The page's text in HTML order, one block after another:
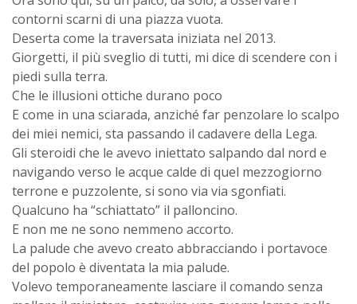
contorni scarni di una piazza vuota.
Deserta come la traversata iniziata nel 2013.
Giorgetti, il più sveglio di tutti, mi dice di scendere con i
piedi sulla terra.
Che le illusioni ottiche durano poco
E come in una sciarada, anziché far penzolare lo scalpo
dei miei nemici, sta passando il cadavere della Lega.
Gli steroidi che le avevo iniettato salpando dal nord e
navigando verso le acque calde di quel mezzogiorno
terrone e puzzolente, si sono via via sgonfiati.
Qualcuno ha “schiattato” il palloncino.
E non me ne sono nemmeno accorto.
La palude che avevo creato abbracciando i portavoce
del popolo è diventata la mia palude.
Volevo temporaneamente lasciare il comando senza